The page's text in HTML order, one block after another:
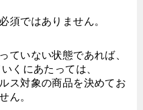
須ではありません。
ていない状態であれば、
くにあたっては、
ス対象の商品を決めてお
ん。